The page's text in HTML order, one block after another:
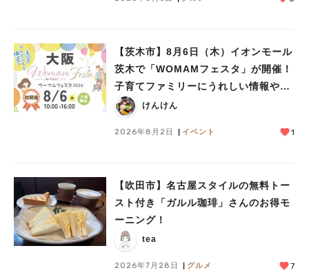
【茨木市】8月6日（木）イオンモール
茨木で「WOMAMフェスタ」が開催！
子育てファミリーにうれしい情報やプ
レゼントがいっぱい♪
けんけん
2026年8月2日 イベント 1
【吹田市】名古屋スタイルの無料トー
スト付き「ガルル珈琲」さんのお得モ
ーニング！
tea
2026年7月28日 グルメ 7